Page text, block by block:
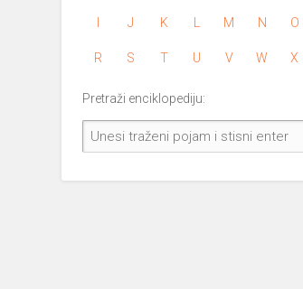
J K M N O
R S T U V W X
Pretraži enciklopediju: